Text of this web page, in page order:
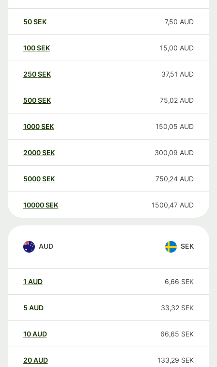
50SEK 7,50 AUD
100SEK 15,00 AUD
250SEK 37,51 AUD
500SEK 75,02 AUD
1000SEK 150,05 AUD
2000SEK 300,09 AUD
5000SEK 750,24 AUD
10000 SEK 1500,47 AUD
AUD SEK
1 AUD 6,66 SEK
5 AUD 33,32 SEK
10AUD 66,65 SEK
20AUD 133,29 SEK